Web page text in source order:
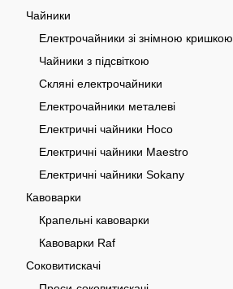
Чайники
Електрочайники зі знімною кришкою
Чайники з підсвіткою
Скляні електрочайники
Електрочайники металеві
Електричні чайники Hoco
Електричні чайники Maestro
Електричні чайники Sokany
Кавоварки
Крапельні кавоварки
Кавоварки Raf
Соковитискачі